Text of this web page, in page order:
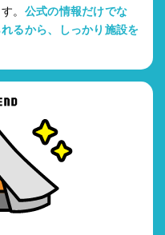
。 公式の情報だけでな
るから、しっかり施設を